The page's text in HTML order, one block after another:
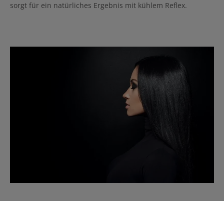
sorgt für ein natürliches Ergebnis mit kühlem Reflex.